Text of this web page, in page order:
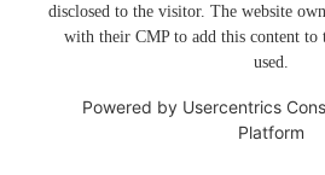
disclosed to the visitor. The website
with their CMP to add this content to
used.
Powered by Usercentrics
Platform